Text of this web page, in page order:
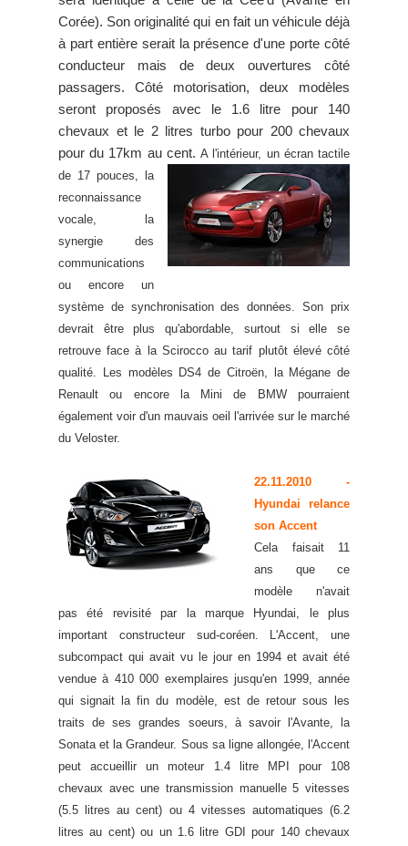
Corée). Son originalité qui en fait un véhicule déjà
à part entière serait la présence d'une porte côté
conducteur mais de deux ouvertures côté
passagers. Côté motorisation, deux modèles
seront proposés avec le 1.6 litre pour 140
chevaux et le 2 litres turbo pour 200 chevaux
pour du 17km au cent.A l'intérieur, un écran tactile
de 17 pouces, la
reconnaissance
vocale, la
synergie des
communications
ou encore un
système de synchronisation des données. Son prix
devrait être plus qu'abordable, surtout si elle se
retrouve face à la Scirocco au tarif plutôt élevé côté
qualité. Les modèles DS4 de Citroën, la Mégane de
Renault ou encore la Mini de BMW pourraient
également voir d'un mauvais oeil l'arrivée sur le marché
du Veloster.
22.11.2010 -
Hyundai relance
son Accent
Cela faisait 11
ans que ce
modèle n'avait
pas été revisité par la marque Hyundai, le plus
important constructeur sud-coréen. L'Accent, une
subcompact qui avait vu le jour en 1994 et avait été
vendue à 410 000 exemplaires jusqu'en 1999, année
qui signait la fin du modèle, est de retour sous les
traits de ses grandes soeurs, à savoir l'Avante, la
Sonata et la Grandeur. Sous sa ligne allongée, l'Accent
peut accueillir un moteur 1.4 litre MPI pour 108
chevaux avec une transmission manuelle 5 vitesses
(5.5 litres au cent) ou 4 vitesses automatiques (6.2
litres au cent) ou un 1.6 litre GDI pour 140 chevaux